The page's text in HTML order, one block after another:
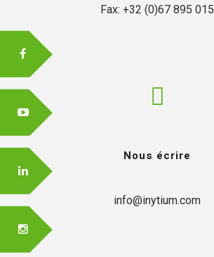
Fax: +32 (0)67 895 015
Nous écrire
info@inytium.com